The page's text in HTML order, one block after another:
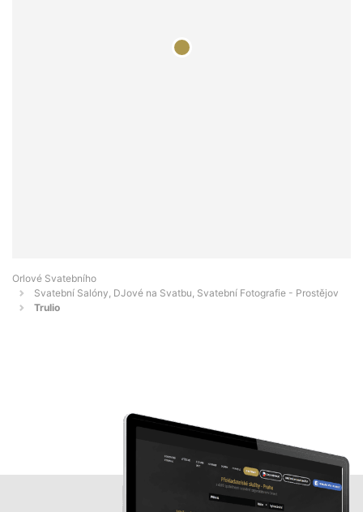
Orlové Svatebního
Svatební Salóny, DJové na Svatbu, Svatební Fotografie - Prostějov
Trulio